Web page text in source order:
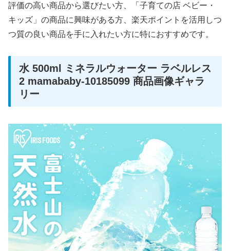
評価の高い商品から選びたい方、「子育ての店 ベビー・
キッズ」の商品に興味がある方、楽天ポイントを活用しつ
つ質の良い商品を手に入れたい方に特におすすめです。
水 500ml ミネラルウォーター ラベルレス
2 mamababy-10185099 商品画像ギャラ
リー